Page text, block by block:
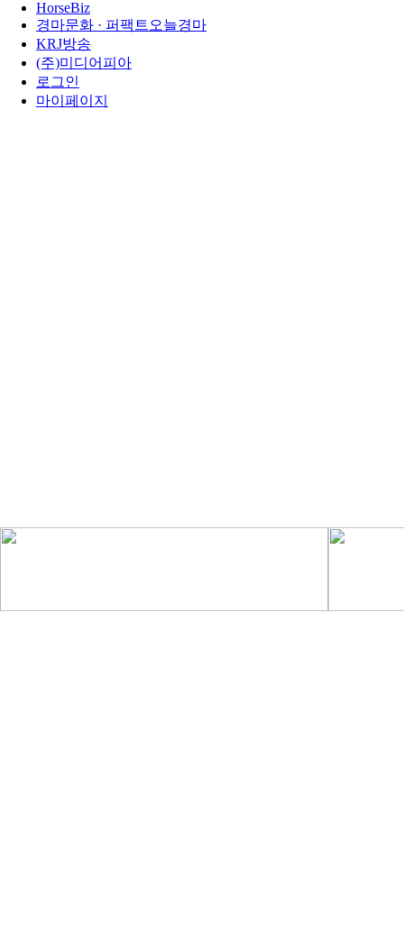
HorseBiz
경마문화 · 퍼팩트오늘경마
KRJ방송
(주)미디어피아
로그인
마이페이지